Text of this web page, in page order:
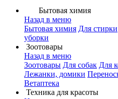
Бытовая химия
Назад в меню
Бытовая химия Для стирки
уборки
Зоотовары
Назад в меню
Зоотовары Для собак Для
Лежанки, домики
Ветаптека
Техника для красоты